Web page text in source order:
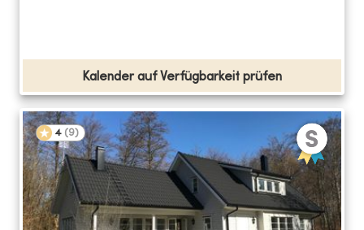
Kalender auf Verfügbarkeit prüfen
4 (9)